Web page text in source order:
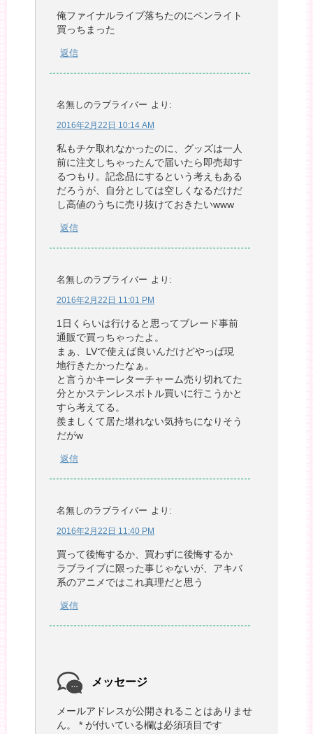
俺ファイナルライブ落ちたのにペンライト
買っちまった
返信
名無しのラブライバー より:
2016年2月22日 10:14 AM
私もチケ取れなかったのに、グッズは一人
前に注文しちゃったんで届いたら即売却す
るつもり。記念品にするという考えもある
だろうが、自分としては空しくなるだけだ
し高値のうちに売り抜けておきたいwww
返信
名無しのラブライバー より:
2016年2月22日 11:01 PM
1日くらいは行けると思ってブレード事前
通販で買っちゃったよ。
まぁ、LVで使えば良いんだけどやっぱ現
地行きたかったなぁ。
と言うかキーレターチャーム売り切れてた
分とかステンレスボトル買いに行こうかと
すら考えてる。
羨ましくて居た堪れない気持ちになりそう
だがw
返信
名無しのラブライバー より:
2016年2月22日 11:40 PM
買って後悔するか、買わずに後悔するか
ラブライブに限った事じゃないが、アキバ
系のアニメではこれ真理だと思う
返信
メッセージ
メールアドレスが公開されることはありませ
ん。
* が付いている欄は必須項目です